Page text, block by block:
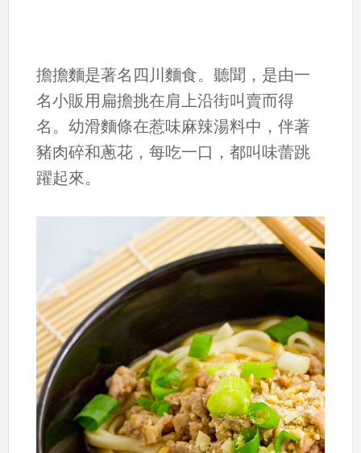
擔擔麵是著名四川麵食。聽聞，是由一
名小販用扁擔挑在肩上沿街叫賣而得
名。幼滑麵條在惹味麻辣湯料中，伴著
豬肉碎和蔥花，每吃一口，都叫味蕾跳
躍起來。